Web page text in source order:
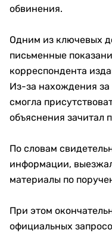
обвинения.
Одним из ключевых
письменные
корреспондента
Из-за нахождения за
смогла
объяснения зачитал
По словам
информации,
материалы по
При этом
официальных